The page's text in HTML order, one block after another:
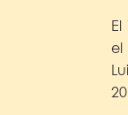
el
20